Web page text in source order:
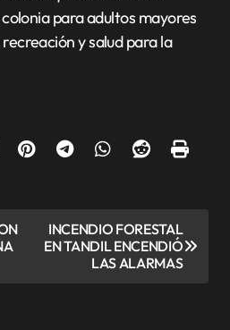
para adultos mayores
y salud para la
INCENDIO FORESTAL
EN TANDIL ENCENDIÓ
LAS ALARMAS